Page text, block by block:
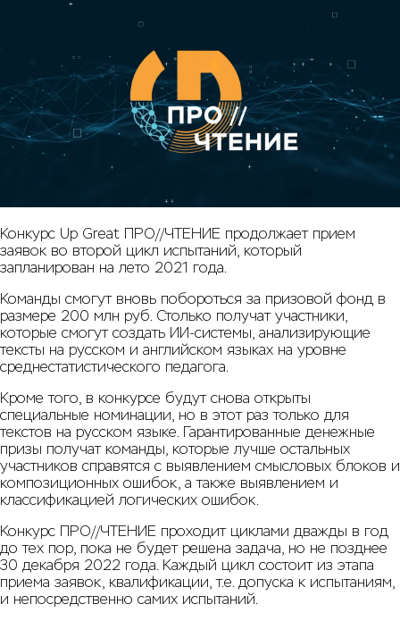
Конкурс Up Great ПРО//ЧТЕНИЕ продолжает прием
заявок во второй цикл испытаний, который
запланирован на лето 2021 года.
Команды смогут вновь побороться за призовой фонд в
размере 200 млн руб. Столько получат участники,
которые смогут создать ИИ-системы, анализирующие
тексты на русском и английском языках на уровне
среднестатистического педагога.
Кроме того, в конкурсе будут снова открыты
специальные номинации, но в этот раз только для
текстов на русском языке. Гарантированные денежные
призы получат команды, которые лучше остальных
участников справятся с выявлением смысловых блоков и
композиционных ошибок, а также выявлением и
классификацией логических ошибок.
Конкурс ПРО//ЧТЕНИЕ проходит циклами дважды в год
до тех пор, пока не будет решена задача, но не позднее
30 декабря 2022 года. Каждый цикл состоит из этапа
приема заявок, квалификации, т.е. допуска к испытаниям,
и непосредственно самих испытаний.